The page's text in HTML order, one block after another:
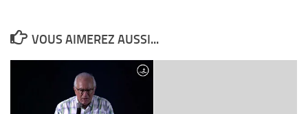
VOUS AIMEREZ AUSSI...